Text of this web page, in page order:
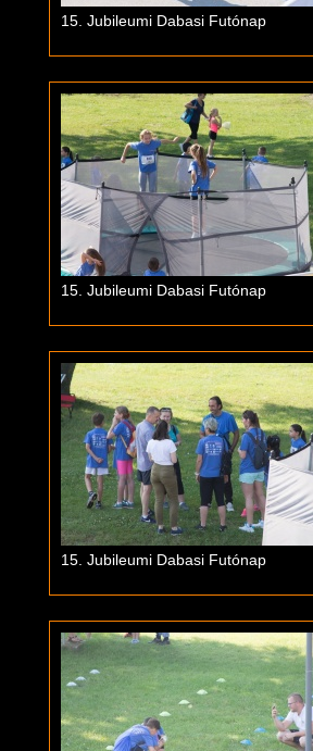
15. Jubileumi Dabasi Futónap
15. Jubileumi Dabasi Futónap
15. Jubileumi Dabasi Futónap